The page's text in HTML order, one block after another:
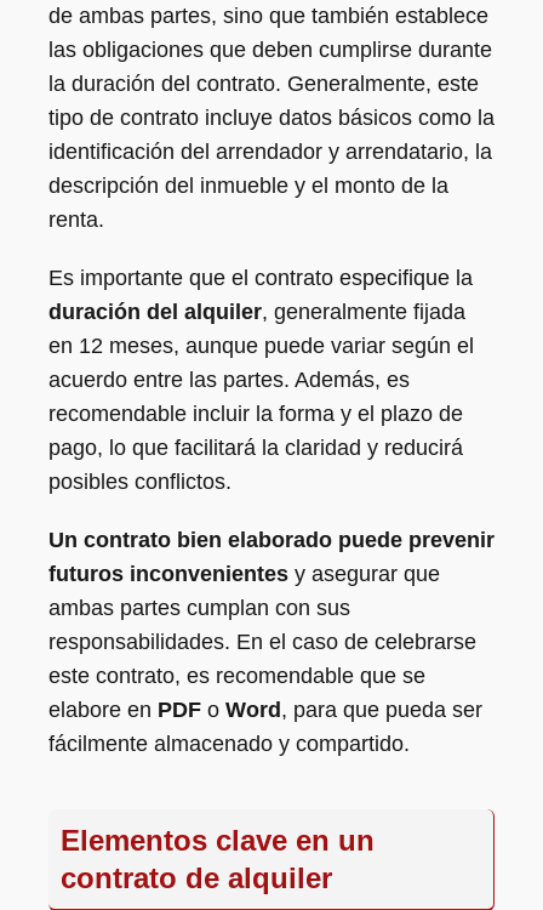
de ambas partes, sino que también establece
las obligaciones que deben cumplirse durante
la duración del contrato. Generalmente, este
tipo de contrato incluye datos básicos como la
identificación del arrendador y arrendatario, la
descripción del inmueble y el monto de la
renta.
Es importante que el contrato especifique la
duración del alquiler, generalmente fijada
en 12 meses, aunque puede variar según el
acuerdo entre las partes. Además, es
recomendable incluir la forma y el plazo de
pago, lo que facilitará la claridad y reducirá
posibles conflictos.
Un contrato bien elaborado puede prevenir
futuros inconvenientes y asegurar que
ambas partes cumplan con sus
responsabilidades. En el caso de celebrarse
este contrato, es recomendable que se
elabore en PDF o Word , para que pueda ser
fácilmente almacenado y compartido.
Elementos clave en un
contrato de alquiler